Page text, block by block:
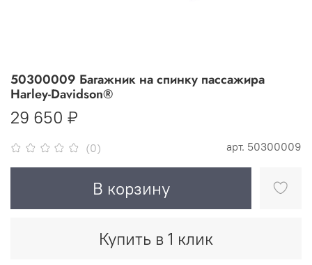
(0) арт. 50300009
50300009 Багажник на спинку пассажира
Harley-Davidson®
29 650 ₽
В корзину
Купить в 1 клик